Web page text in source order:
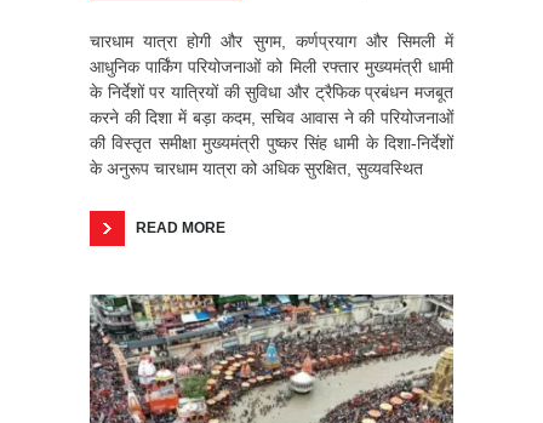
चारधाम यात्रा होगी और सुगम, कर्णप्रयाग और सिमली में
आधुनिक पार्किंग परियोजनाओं को मिली रफ्तार मुख्यमंत्री धामी
के निर्देशों पर यात्रियों की सुविधा और ट्रैफिक प्रबंधन मजबूत
करने की दिशा में बड़ा कदम, सचिव आवास ने की परियोजनाओं
की विस्तृत समीक्षा मुख्यमंत्री पुष्कर सिंह धामी के दिशा-निर्देशों
के अनुरूप चारधाम यात्रा को अधिक सुरक्षित, सुव्यवस्थित
READ MORE